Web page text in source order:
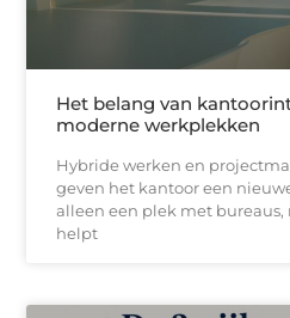
Het belang van
moderne werkplekken
Hybride werken en
geven het kantoor een
alleen een plek met
helpt